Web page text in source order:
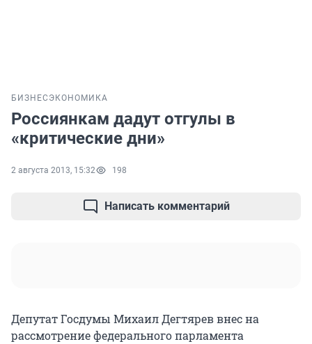
БИЗНЕС ЭКОНОМИКА
Россиянкам дадут отгулы в
«критические дни»
2 августа 2013, 15:32 198
Написать комментарий
Депутат Госдумы Михаил Дегтярев внес на
рассмотрение федерального парламента